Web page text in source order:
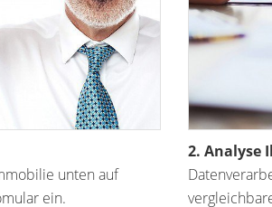
unten auf
ein.
2. Analyse